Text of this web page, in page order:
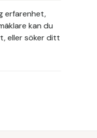
erfarenhet,
kan du
eller söker ditt